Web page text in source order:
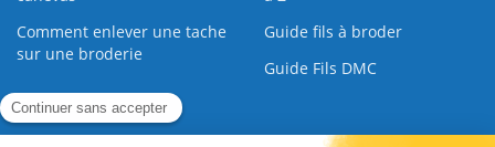
Comment enlever une tache
sur une broderie
Guide fils à broder
Guide Fils DMC
Guide de la Broderie